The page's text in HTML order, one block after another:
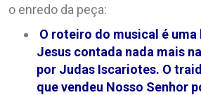
o enredo da peça:
O roteiro do musical é
Jesus contada nada mais
por Judas Iscariotes. O
que vendeu Nosso Senhor